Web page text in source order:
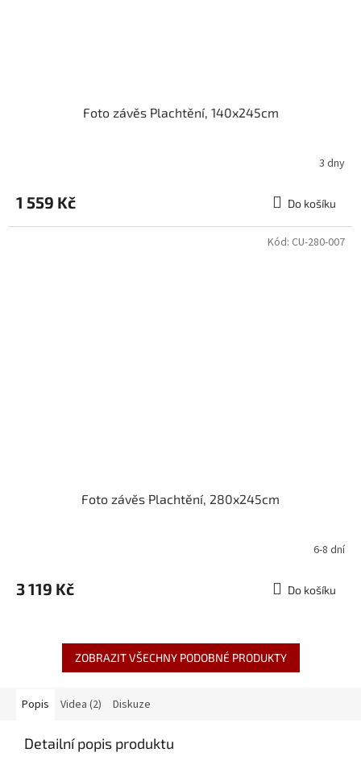
Foto závěs Plachtění, 140x245cm
3 dny
1 559 Kč Do košíku
Foto závěs Plachtění, 280x245cm
6-8 dní
3 119 Kč Do košíku
Kód: CU-280-007
ZOBRAZIT VŠECHNY PODOBNÉ PRODUKTY
Popis Videa (2) Diskuze
Detailní popis produktu